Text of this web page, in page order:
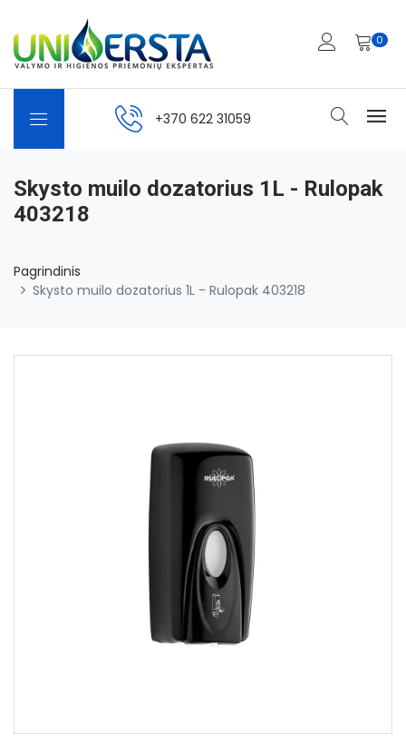
0
+370 622 31059
Skysto muilo dozatorius 1L - Rulopak
403218
Pagrindinis
Skysto muilo dozatorius 1L - Rulopak 403218